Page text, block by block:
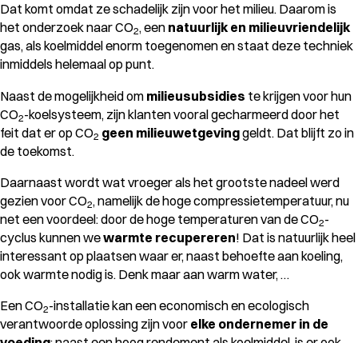
Dat komt omdat ze schadelijk zijn voor het milieu. Daarom is
het onderzoek naar CO2, een natuurlijk en milieuvriendelijk
gas, als koelmiddel enorm toegenomen en staat deze techniek
inmiddels helemaal op punt.
Naast de mogelijkheid om milieusubsidies te krijgen voor hun
CO2-koelsysteem, zijn klanten vooral gecharmeerd door het
feit dat er op CO2 geen milieuwetgevinggeldt. Dat blijft zo in
de toekomst.
Daarnaast wordt wat vroeger als het grootste nadeel werd
gezien voor CO2, namelijk de hoge compressietemperatuur, nu
net een voordeel: door de hoge temperaturen van de CO2-
cyclus kunnen wewarmte recupereren! Dat is natuurlijk heel
interessant op plaatsen waar er, naast behoefte aan koeling,
ook warmte nodig is. Denk maar aan warm water, …
Een CO2-installatie kan een economisch en ecologisch
verantwoorde oplossing zijn voor elke ondernemer in de